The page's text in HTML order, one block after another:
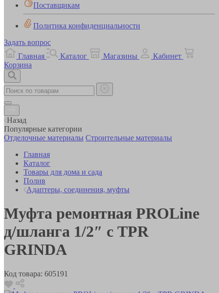
Поставщикам
Политика конфиденциальности
Задать вопрос
Главная
Каталог Магазины
Кабинет
Корзина
Назад
Популярные категории
Отделочные материалы Строительные материалы
Главная
Каталог
Товары для дома и сада
Полив
Адаптеры, соединения, муфты
Муфта ремонтная PROLine
д/шланга 1/2″ с TPR
GRINDA
Код товара: 605191